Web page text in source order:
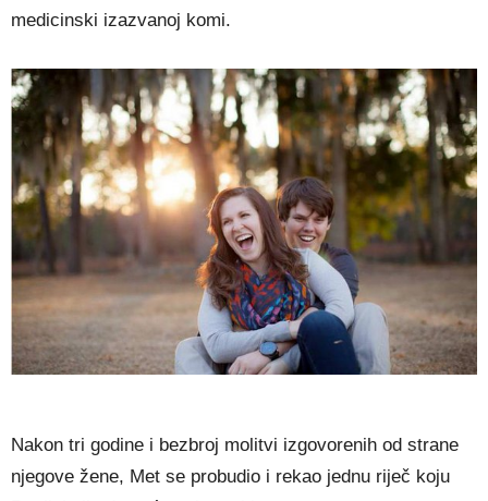
medicinski izazvanoj komi.
Nakon tri godine i bezbroj molitvi izgovorenih od strane
njegove žene, Met se probudio i rekao jednu riječ koju